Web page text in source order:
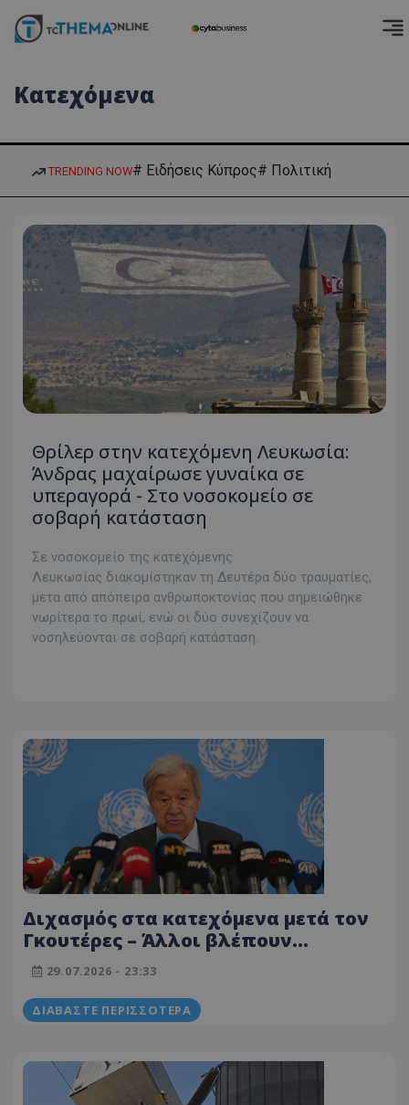
Κατεχόμενα
TRENDING NOW# Ειδήσεις Κύπρος# Πολιτική
Θρίλερ στην κατεχόμενη Λευκωσία:
Άνδρας μαχαίρωσε γυναίκα σε
υπεραγορά - Στο νοσοκομείο σε
σοβαρή κατάσταση
Σε νοσοκομείο της κατεχόμενης
Λευκωσίας διακομίστηκαν τη Δευτέρα δύο τραυματίες,
μετα από απόπειρα ανθρωποκτονίας που σημειώθηκε
νωρίτερα το πρωί, ενώ οι δύο συνεχίζουν να
νοσηλεύονται σε σοβαρή κατάσταση.
Διχασμός στα κατεχόμενα μετά τον
Γκουτέρες – Άλλοι βλέπουν
ευκαιρία, άλλοι αποτυχία
29.07.2026 - 23:33
ΔΙΑΒΆΣΤΕ ΠΕΡΙΣΣΌΤΕΡΑ